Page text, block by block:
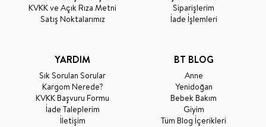
KVKK ve Açık Rıza Metni
Satış Noktalarımız
Siparişlerim
İade İşlemleri
YARDIM
Sık Sorulan Sorular
Kargom Nerede?
KVKK Başvuru Formu
İade Taleplerim
İletişim
BT BLOG
Anne
Yenidoğan
Bebek Bakım
Giyim
Tüm Blog İçerikleri